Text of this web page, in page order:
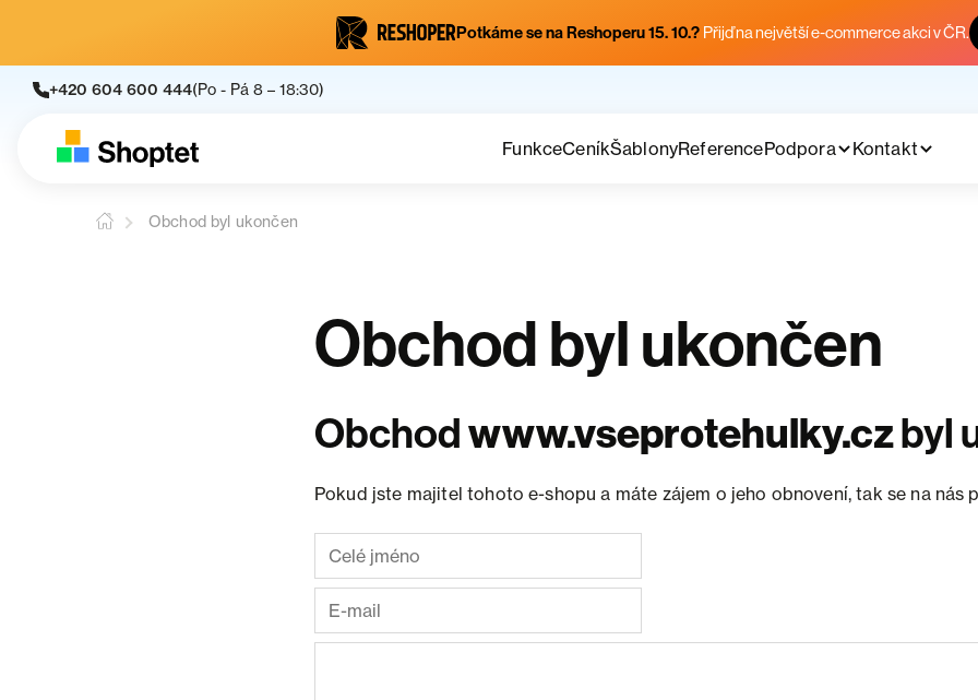
Potkáme se na Reshoperu 15. 10.? Přijď na největší e-commerce akci v ČR.
+420 604 600 444(Po - Pá 8 – 18:30)
FunkceCeníkŠablonyReferencePodpora Kontakt
Obchod byl ukončen
Obchod byl ukončen
Obchodwww.vseprotehulky.czbyl
Pokud jste majitel tohoto e-shopu a máte zájem o jeho obnovení, tak se na nás